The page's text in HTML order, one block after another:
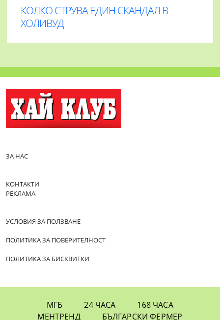
КОЛКО СТРУВА ЕДИН СКАНДАЛ В
ХОЛИВУД
ЗА НАС
КОНТАКТИ
РЕКЛАМА
УСЛОВИЯ ЗА ПОЛЗВАНЕ
ПОЛИТИКА ЗА ПОВЕРИТЕЛНОСТ
ПОЛИТИКА ЗА БИСКВИТКИ
МГБ 24 ЧАСА
168 ЧАСА
МЕНТРЕНД
БЪЛГАРСКИ ФЕРМЕР